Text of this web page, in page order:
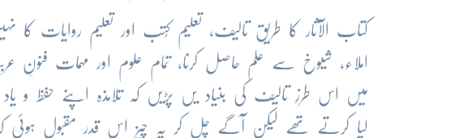
کتاب الآثار کا طریقِ تالیف، تعلیم کُتب اور تعلیم روایات کا
املاء، شیوخ سے علم حاصل کرنا، تمام علوم اور مہمات فنونِ
میں اس طرزِ تالیف کی بنیاد یں پڑیں کہ تلامذہ اپنے حفظ و
لیا کرتے تھے لیکن آگے چل کر یہ چیز اس قدر مقبول